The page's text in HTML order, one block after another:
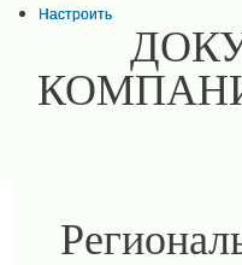
Настроить